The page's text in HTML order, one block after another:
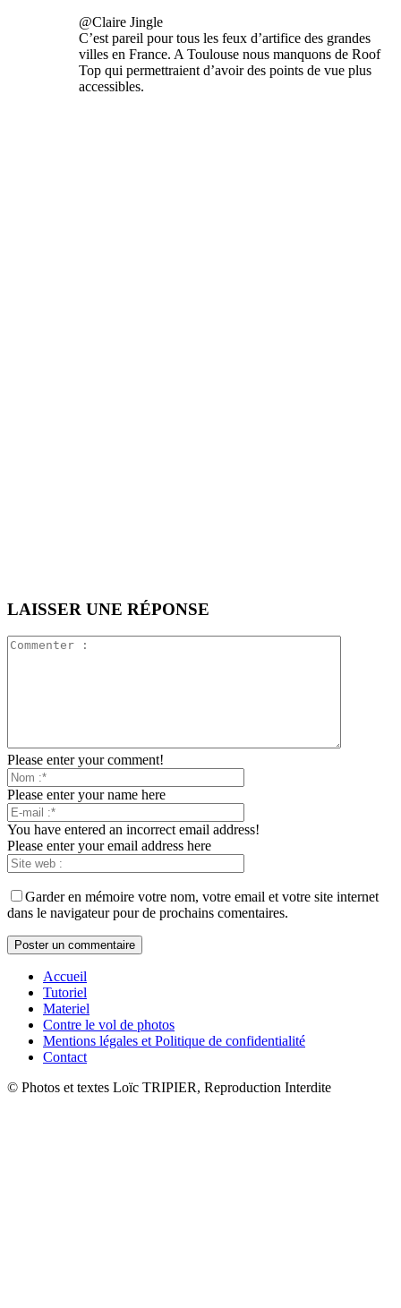
@Claire Jingle
C’est pareil pour tous les feux d’artifice des grandes
villes en France. A Toulouse nous manquons de Roof
Top qui permettraient d’avoir des points de vue plus
accessibles.
LAISSER UNE RÉPONSE
Please enter your comment!
Please enter your name here
You have entered an incorrect email address!
Please enter your email address here
Garder en mémoire votre nom, votre email et votre site internet
dans le navigateur pour de prochains comentaires.
Accueil
Tutoriel
Materiel
Contre le vol de photos
Mentions légales et Politique de confidentialité
Contact
© Photos et textes Loïc TRIPIER, Reproduction Interdite